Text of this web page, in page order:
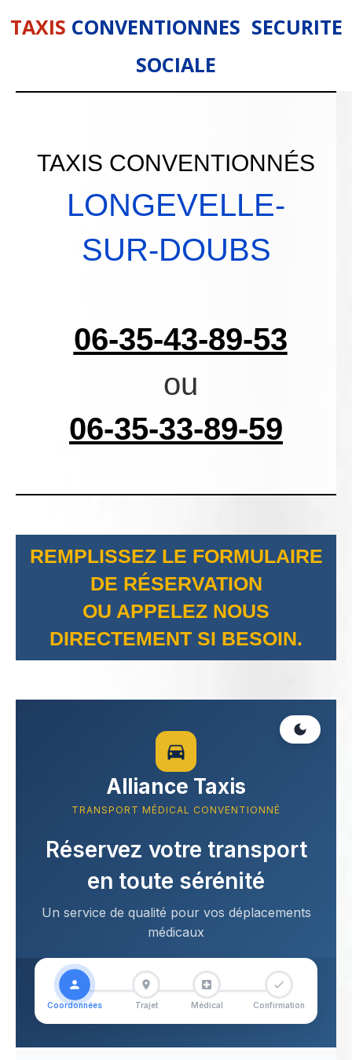
TAXIS CONVENTIONNES SECURITE
SOCIALE
TAXIS CONVENTIONNÉS
LONGEVELLE-
SUR-DOUBS
06-35-43-89-53
ou
06-35-33-89-59
REMPLISSEZ LE FORMULAIRE
DE RÉSERVATION
OU APPELEZ NOUS
DIRECTEMENT SI BESOIN.
Alliance Taxis
TRANSPORT MÉDICAL CONVENTIONNÉ
Réservez votre transport
en toute sérénité
Un service de qualité pour vos déplacements
médicaux
Coordonnées Trajet Médical Confirmation